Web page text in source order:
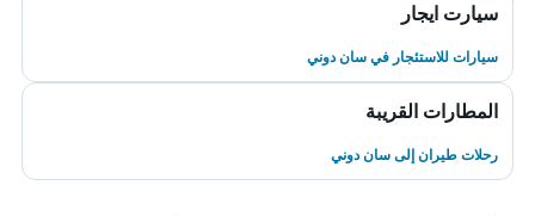
سيارت ايجار
سيارات للاستئجار في سان دوني
المطارات القريبة
رحلات طيران إلى سان دوني